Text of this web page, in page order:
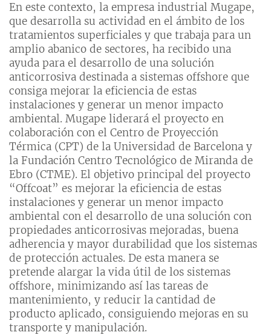
En este contexto, la empresa industrial Mugape,
que desarrolla su actividad en el ámbito de los
tratamientos superficiales y que trabaja para un
amplio abanico de sectores, ha recibido una
ayuda para el desarrollo de una solución
anticorrosiva destinada a sistemas offshore que
consiga mejorar la eficiencia de estas
instalaciones y generar un menor impacto
ambiental. Mugape liderará el proyecto en
colaboración con el Centro de Proyección
Térmica (CPT) de la Universidad de Barcelona y
la Fundación Centro Tecnológico de Miranda de
Ebro (CTME). El objetivo principal del proyecto
“Offcoat” es mejorar la eficiencia de estas
instalaciones y generar un menor impacto
ambiental con el desarrollo de una solución con
propiedades anticorrosivas mejoradas, buena
adherencia y mayor durabilidad que los sistemas
de protección actuales. De esta manera se
pretende alargar la vida útil de los sistemas
offshore, minimizando así las tareas de
mantenimiento, y reducir la cantidad de
producto aplicado, consiguiendo mejoras en su
transporte y manipulación.